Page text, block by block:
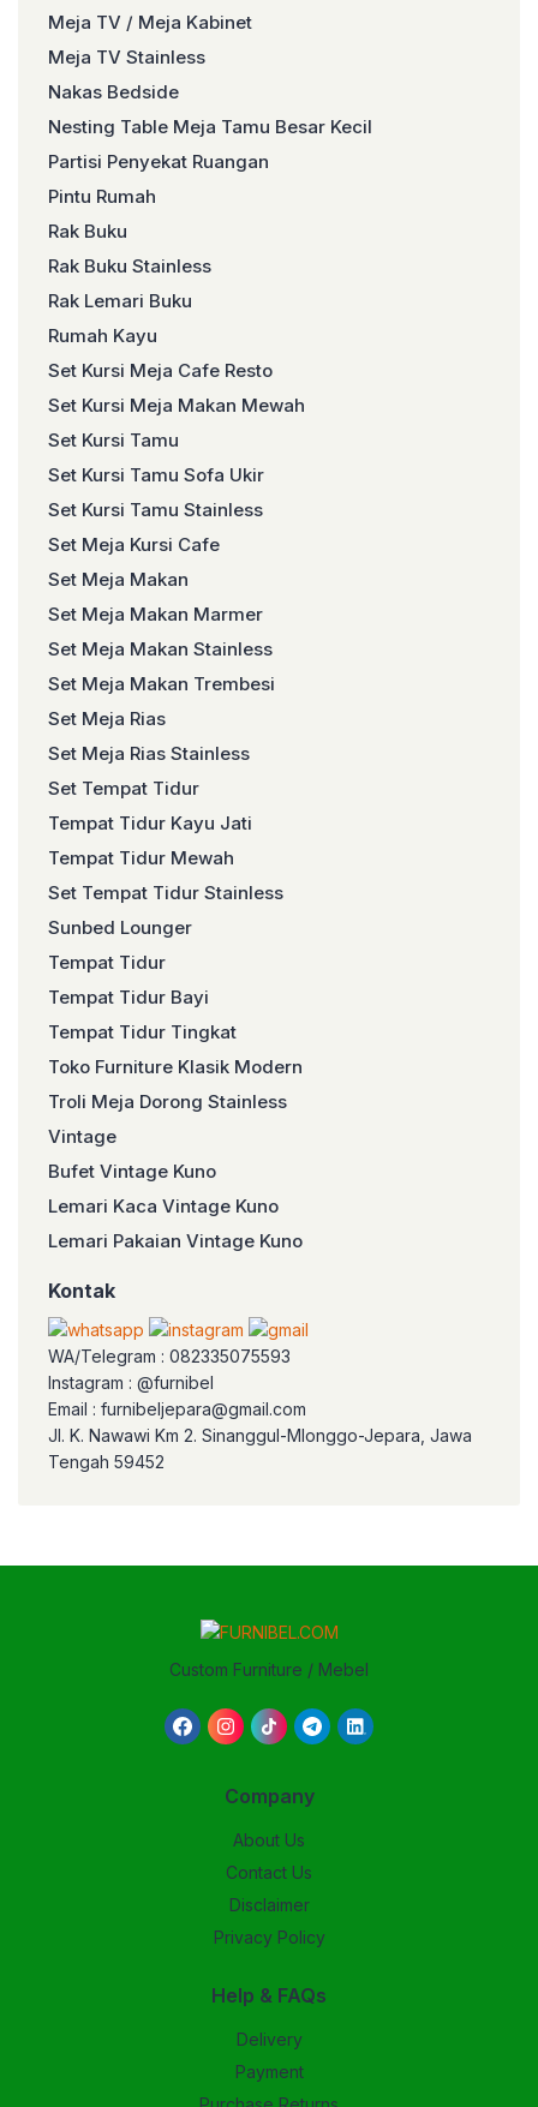
Meja TV / Meja Kabinet
Meja TV Stainless
Nakas Bedside
Nesting Table Meja Tamu Besar Kecil
Partisi Penyekat Ruangan
Pintu Rumah
Rak Buku
Rak Buku Stainless
Rak Lemari Buku
Rumah Kayu
Set Kursi Meja Cafe Resto
Set Kursi Meja Makan Mewah
Set Kursi Tamu
Set Kursi Tamu Sofa Ukir
Set Kursi Tamu Stainless
Set Meja Kursi Cafe
Set Meja Makan
Set Meja Makan Marmer
Set Meja Makan Stainless
Set Meja Makan Trembesi
Set Meja Rias
Set Meja Rias Stainless
Set Tempat Tidur
Tempat Tidur Kayu Jati
Tempat Tidur Mewah
Set Tempat Tidur Stainless
Sunbed Lounger
Tempat Tidur
Tempat Tidur Bayi
Tempat Tidur Tingkat
Toko Furniture Klasik Modern
Troli Meja Dorong Stainless
Vintage
Bufet Vintage Kuno
Lemari Kaca Vintage Kuno
Lemari Pakaian Vintage Kuno
Kontak
WA/Telegram : 082335075593
Instagram : @furnibel
Email : furnibeljepara@gmail.com
Jl. K. Nawawi Km 2. Sinanggul-Mlonggo-Jepara, Jawa
Tengah 59452
Custom Furniture / Mebel
Company
About Us
Contact Us
Disclaimer
Privacy Policy
Help & FAQs
Delivery
Payment